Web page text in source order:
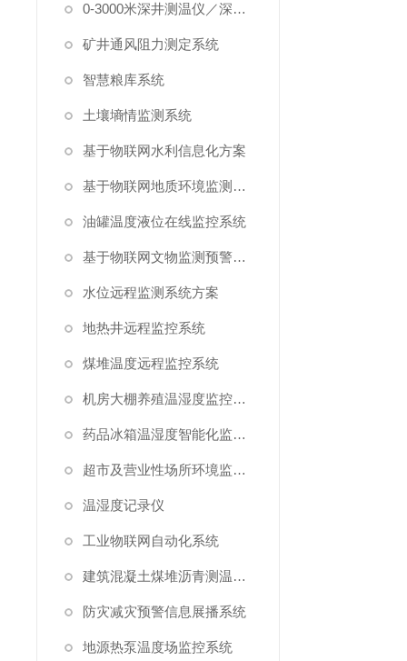
0-3000米深井测温仪／深水测温仪
矿井通风阻力测定系统
智慧粮库系统
土壤墒情监测系统
基于物联网水利信息化方案
基于物联网地质环境监测预警方案
油罐温度液位在线监控系统
基于物联网文物监测预警解决方案
水位远程监测系统方案
地热井远程监控系统
煤堆温度远程监控系统
机房大棚养殖温湿度监控系统
药品冰箱温湿度智能化监控系统方案
超市及营业性场所环境监测系统
温湿度记录仪
工业物联网自动化系统
建筑混凝土煤堆沥青测温系统
防灾减灾预警信息展播系统
地源热泵温度场监控系统